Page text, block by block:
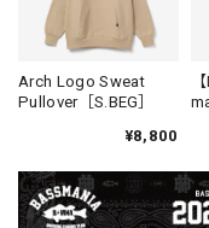
ブラッ
2026/
発送も早く着心地最
えば良かった！！
Logo
アッシ
Arch Logo Sweat
Pullover［S.BEG］
¥8,800